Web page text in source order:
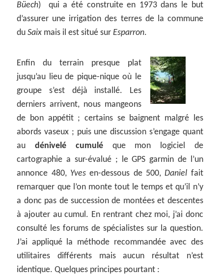
Büech) qui a été construite en 1973 dans le but
d’assurer une irrigation des terres de la commune
duSaix mais il est situé surEsparron.
Enfin du terrain presque plat
jusqu’au lieu de pique-nique où le
groupe s’est déjà installé. Les
derniers arrivent, nous mangeons
de bon appétit ; certains se baignent malgré les
abords vaseux ; puis une discussion s’engage quant
audénivelé cumuléque mon logiciel de
cartographie a sur-évalué ; le GPS garmin de l’un
annonce 480, Yves en-dessous de 500,Daniel fait
remarquer que l’on monte tout le temps et qu’il n’y
a donc pas de succession de montées et descentes
à ajouter au cumul. En rentrant chez moi, j’ai donc
consulté les forums de spécialistes sur la question.
J’ai appliqué la méthode recommandée avec des
utilitaires différents mais aucun résultat n’est
identique. Quelques principes pourtant :